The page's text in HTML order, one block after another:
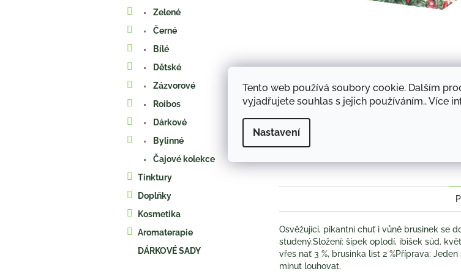
Tento web používá soubory cookie. Dalším
vyjadřujete souhlas s jejich používáním.. Více
Nastavení
Zelené
Černé
Bílé
Dětské
Zázvorové
Roibos
Dárkové
Bylinné
Čajové kolekce
Tinktury
Doplňky
Kosmetika
Aromaterapie
DÁRKOVÉ SADY
Osvěžující, pikantní chuť i vůně brusinek se
studený.Složení: šípek oplodí, ibišek súd.
vřes nať 3 %, brusinka list 2 %Příprava:
minut louhovat.